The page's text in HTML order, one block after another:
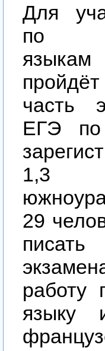
Для
по
часть
ЕГЭ по
1,3
29
писать
работу